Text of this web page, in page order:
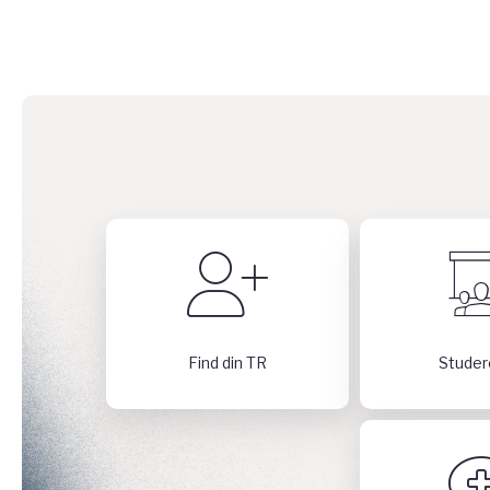
Find din TR